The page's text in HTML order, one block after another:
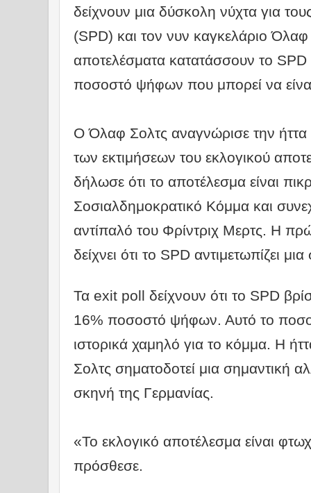
δείχνουν μια δύσκολη νύχτα για
(SPD) και τον νυν καγκελάριο
αποτελέσματα κατατάσσουν το SPD
ποσοστό ψήφων που μπορεί να
Ο Όλαφ Σολτς αναγνώρισε την ήττα
των εκτιμήσεων του εκλογικού
δήλωσε ότι το αποτέλεσμα είναι
Σοσιαλδημοκρατικό Κόμμα και
αντίπαλό του Φρίντριχ Μερτς. Η
δείχνει ότι το SPD αντιμετωπίζει
Τα exit poll δείχνουν ότι το SPD
16% ποσοστό ψήφων. Αυτό το
ιστορικά χαμηλό για το κόμμα. Η
Σολτς σηματοδοτεί μια σημαντική
σκηνή της Γερμανίας.
«Το εκλογικό αποτέλεσμα είναι
πρόσθεσε.